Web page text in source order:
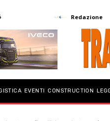
Redazione
EVENTI CONSTRUCTION